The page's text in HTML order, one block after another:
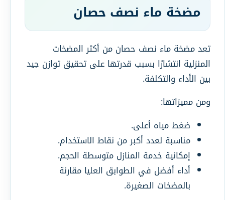
مضخة ماء نصف حصان
تعد مضخة ماء نصف حصان من أكثر المضخات
المنزلية انتشارًا بسبب قدرتها على تحقيق توازن جيد
بين الأداء والتكلفة.
ومن مميزاتها:
ضغط مياه أعلى.
مناسبة لعدد أكبر من نقاط الاستخدام.
إمكانية خدمة المنازل متوسطة الحجم.
أداء أفضل في الطوابق العليا مقارنة
بالمضخات الصغيرة.